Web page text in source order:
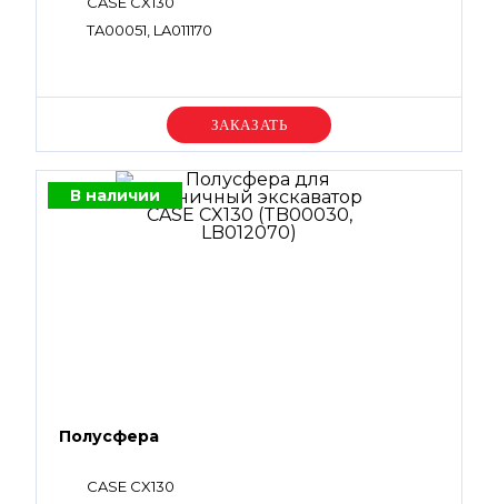
TA00051, LA011170
Уточняйте цену
В наличии
Полусфера
CASE CX130